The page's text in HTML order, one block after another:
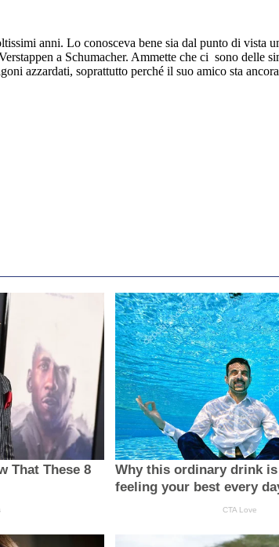
anni. Lo conosceva bene sia dal punto di vista
a Schumacher. Ammette che ci sono delle
azzardati, soprattutto perché il suo amico sta